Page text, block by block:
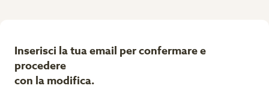
Inserisci la tua email per confermare e
procedere
con la modifica.